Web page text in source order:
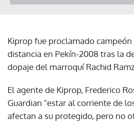
Kiprop fue proclamado
distancia en Pekín-2008 tras la
dopaje del marroquí Rachid
El agente de Kiprop, Frederico
Guardian "estar al corriente de
afectan a su protegido, pero no